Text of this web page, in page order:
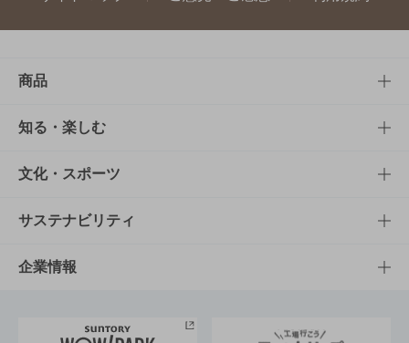
商品
商品TOP
商品一覧
商品発売情報
栄養成分一覧
知る・楽しむ
知る・楽しむTOP
キャンペーン
工場見学
文化・スポーツ
文化・スポーツTOP
サントリーホール
サステナビリティ
サステナビリティTOP
企業情報